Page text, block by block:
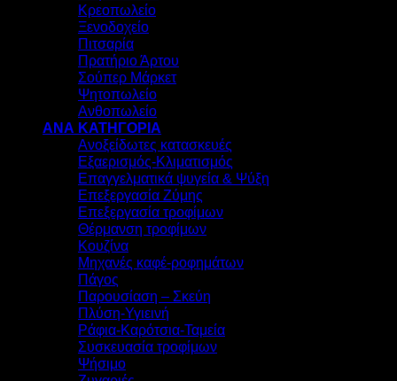
Κρεοπωλείο
Ξενοδοχείο
Πιτσαρία
Πρατήριο Άρτου
Σούπερ Μάρκετ
Ψητοπωλείο
Ανθοπωλείο
ΑΝΑ ΚΑΤΗΓΟΡΙΑ
Ανοξείδωτες κατασκευές
Εξαερισμός-Κλιματισμός
Επαγγελματικά ψυγεία & Ψύξη
Επεξεργασία Ζύμης
Επεξεργασία τροφίμων
Θέρμανση τροφίμων
Κουζίνα
Μηχανές καφέ-ροφημάτων
Πάγος
Παρουσίαση – Σκεύη
Πλύση-Υγιεινή
Ράφια-Καρότσια-Ταμεία
Συσκευασία τροφίμων
Ψήσιμο